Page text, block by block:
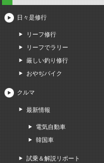
日々是修行
リーフ修行
リーフでラリー
厳しい釣り修行
おやぢバイク
クルマ
最新情報
電気自動車
韓国車
試乗＆解説リポート